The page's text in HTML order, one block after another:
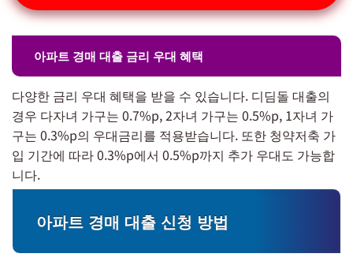
아파트 경매 대출 금리 우대 혜택
다양한 금리 우대 혜택을 받을 수 있습니다. 디딤돌 대출의
경우 다자녀 가구는 0.7%p, 2자녀 가구는 0.5%p, 1자녀 가
구는 0.3%p의 우대금리를 적용받습니다. 또한 청약저축 가
입 기간에 따라 0.3%p에서 0.5%p까지 추가 우대도 가능합
니다.
아파트 경매 대출 신청 방법